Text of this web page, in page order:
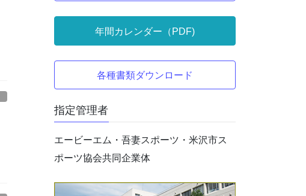
年間カレンダー（PDF)
各種書類ダウンロード
指定管理者
エービーエム・吾妻スポーツ・米沢市ス
ポーツ協会共同企業体